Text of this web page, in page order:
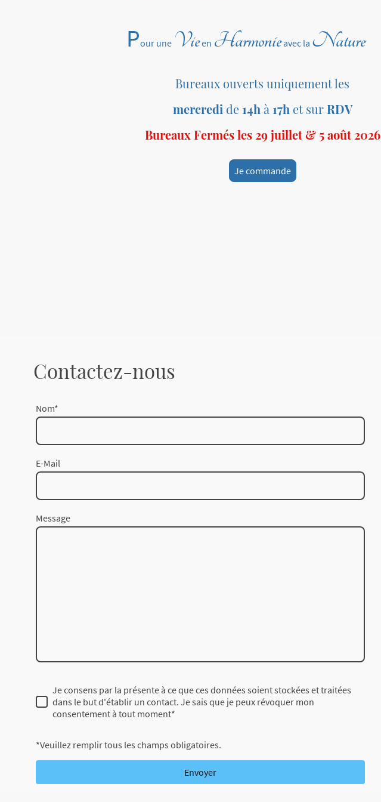
Pour une Vieen Harmonieavec la Nature
Bureaux ouverts uniquement les
mercredi de14h à 17h et surRDV
Bureaux Fermés les 29 juillet & 5 août 2026
Je commande
Contactez-nous
Nom*
E-Mail
Message
Je consens par la présente à ce que ces données soient stockées et traitées
dans le but d'établir un contact. Je sais que je peux révoquer mon
consentement à tout moment*
*Veuillez remplir tous les champs obligatoires.
Envoyer